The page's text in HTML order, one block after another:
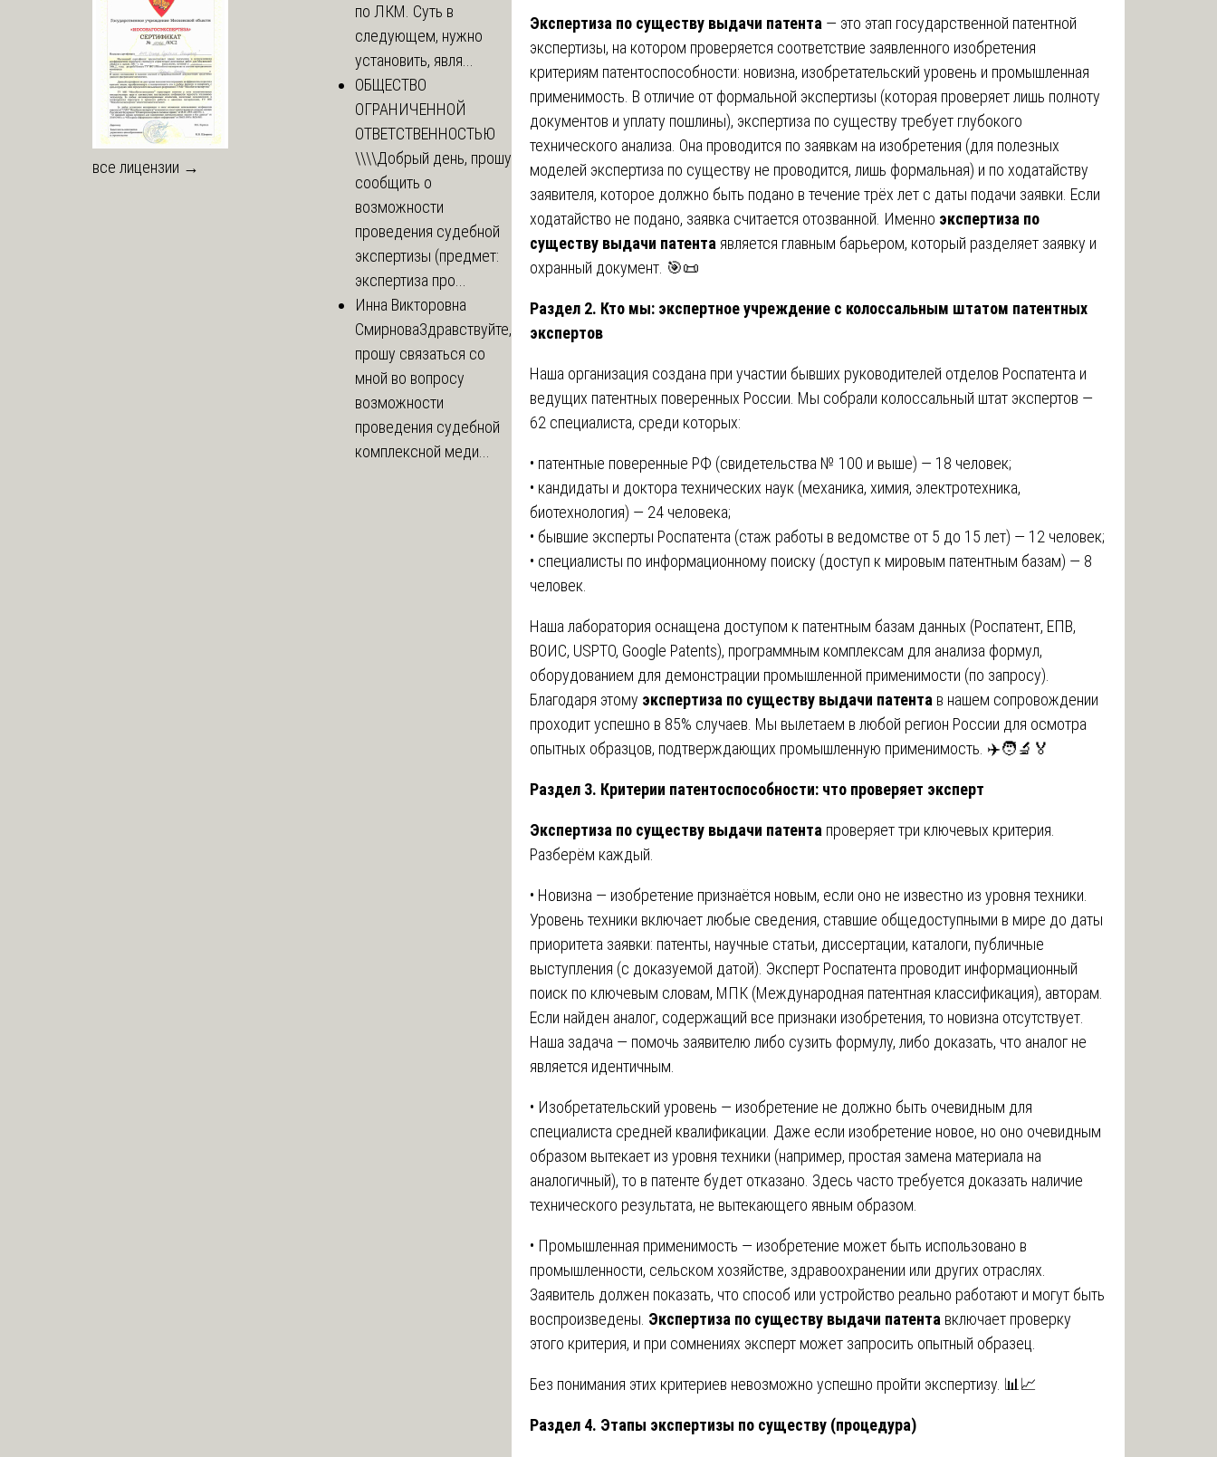
Экспертиза по существу выдачи патента — это этап государственной патентной
экспертизы, на котором проверяется соответствие заявленного изобретения
критериям патентоспособности: новизна, изобретательский уровень и промышленная
применимость. В отличие от формальной экспертизы (которая проверяет лишь полноту
документов и уплату пошлины), экспертиза по существу требует глубокого
технического анализа. Она проводится по заявкам на изобретения (для полезных
моделей экспертиза по существу не проводится, лишь формальная) и по ходатайству
заявителя, которое должно быть подано в течение трёх лет с даты подачи заявки. Если
ходатайство не подано, заявка считается отозванной. Именно экспертиза по
существу выдачи патента является главным барьером, который разделяет заявку и
охранный документ. 🎯📜
Раздел 2. Кто мы: экспертное учреждение с колоссальным штатом патентных
экспертов
Наша организация создана при участии бывших руководителей отделов Роспатента и
ведущих патентных поверенных России. Мы собрали колоссальный штат экспертов —
62 специалиста, среди которых:
• патентные поверенные РФ (свидетельства № 100 и выше) — 18 человек;
• кандидаты и доктора технических наук (механика, химия, электротехника,
биотехнология) — 24 человека;
• бывшие эксперты Роспатента (стаж работы в ведомстве от 5 до 15 лет) — 12 человек;
• специалисты по информационному поиску (доступ к мировым патентным базам) — 8
человек.
Наша лаборатория оснащена доступом к патентным базам данных (Роспатент, ЕПВ,
ВОИС, USPTO, Google Patents), программным комплексам для анализа формул,
оборудованием для демонстрации промышленной применимости (по запросу).
Благодаря этому экспертиза по существу выдачи патента в нашем сопровождении
проходит успешно в 85% случаев. Мы вылетаем в любой регион России для осмотра
опытных образцов, подтверждающих промышленную применимость. ✈️🧑🔬🏅
Раздел 3. Критерии патентоспособности: что проверяет эксперт
Экспертиза по существу выдачи патента проверяет три ключевых критерия.
Разберём каждый.
• Новизна — изобретение признаётся новым, если оно не известно из уровня техники.
Уровень техники включает любые сведения, ставшие общедоступными в мире до даты
приоритета заявки: патенты, научные статьи, диссертации, каталоги, публичные
выступления (с доказуемой датой). Эксперт Роспатента проводит информационный
поиск по ключевым словам, МПК (Международная патентная классификация), авторам.
Если найден аналог, содержащий все признаки изобретения, то новизна отсутствует.
Наша задача — помочь заявителю либо сузить формулу, либо доказать, что аналог не
является идентичным.
• Изобретательский уровень — изобретение не должно быть очевидным для
специалиста средней квалификации. Даже если изобретение новое, но оно очевидным
образом вытекает из уровня техники (например, простая замена материала на
аналогичный), то в патенте будет отказано. Здесь часто требуется доказать наличие
технического результата, не вытекающего явным образом.
• Промышленная применимость — изобретение может быть использовано в
промышленности, сельском хозяйстве, здравоохранении или других отраслях.
Заявитель должен показать, что способ или устройство реально работают и могут быть
воспроизведены. Экспертиза по существу выдачи патента включает проверку
этого критерия, и при сомнениях эксперт может запросить опытный образец.
Без понимания этих критериев невозможно успешно пройти экспертизу. 📊📈
Раздел 4. Этапы экспертизы по существу (процедура)
все лицензии →
по ЛКМ. Суть в
следующем, нужно
установить, явля...
ОБЩЕСТВО
ОГРАНИЧЕННОЙ
ОТВЕТСТВЕННОСТЬЮ
\\\\Добрый день, прошу
сообщить о
возможности
проведения судебной
экспертизы (предмет:
экспертиза про...
Инна Викторовна
СмирноваЗдравствуйте,
прошу связаться со
мной во вопросу
возможности
проведения судебной
комплексной меди...